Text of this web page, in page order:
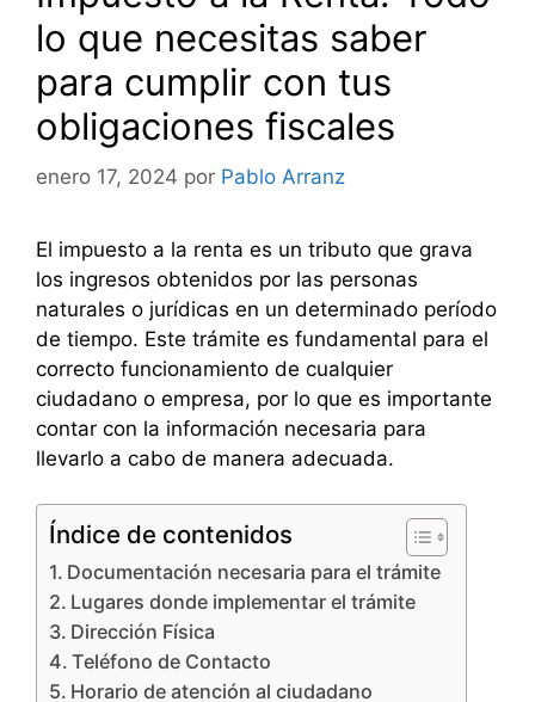
lo que necesitas saber
para cumplir con tus
obligaciones fiscales
enero 17, 2024 por Pablo Arranz
El impuesto a la renta es un tributo que grava
los ingresos obtenidos por las personas
naturales o jurídicas en un determinado período
de tiempo. Este trámite es fundamental para el
correcto funcionamiento de cualquier
ciudadano o empresa, por lo que es importante
contar con la información necesaria para
llevarlo a cabo de manera adecuada.
Índice de contenidos
Documentación necesaria para el trámite
Lugares donde implementar el trámite
Dirección Física
Teléfono de Contacto
Horario de atención al ciudadano